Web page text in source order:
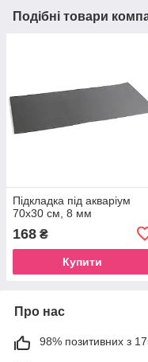
Подібні товари
Підкладка під акваріум
70х30 см, 8 мм
168 ₴
Купити
Про нас
98% позитивних з